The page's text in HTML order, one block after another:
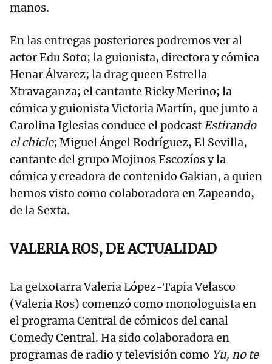
manos.
En las entregas posteriores podremos ver al
actor Edu Soto; la guionista, directora y cómica
Henar Álvarez; la drag queen Estrella
Xtravaganza; el cantante Ricky Merino; la
cómica y guionista Victoria Martín, que junto a
Carolina Iglesias conduce el podcast Estirando
el chicle; Miguel Ángel Rodríguez, El Sevilla,
cantante del grupo Mojinos Escozíos y la
cómica y creadora de contenido Gakian, a quien
hemos visto como colaboradora en Zapeando,
de la Sexta.
VALERIA ROS, DE ACTUALIDAD
La getxotarra Valeria López-Tapia Velasco
(Valeria Ros) comenzó como monologuista en
el programa Central de cómicos del canal
Comedy Central. Ha sido colaboradora en
programas de radio y televisión como Yu, no te